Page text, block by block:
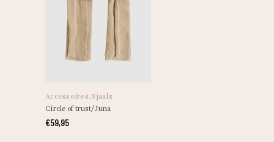
heeft
meerdere
variaties.
Accessoires, Sjaals
Circle of trust/ Juna
€59,95